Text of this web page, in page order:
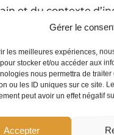
Gérer le
les meilleures expériences,
stocker et/ou accéder aux
nous permettra de
ou les ID uniques sur ce site.
peut avoir un effet négatif
Accepter
et du contexte
?
fonction de la
émotionnelle
d’incertitude